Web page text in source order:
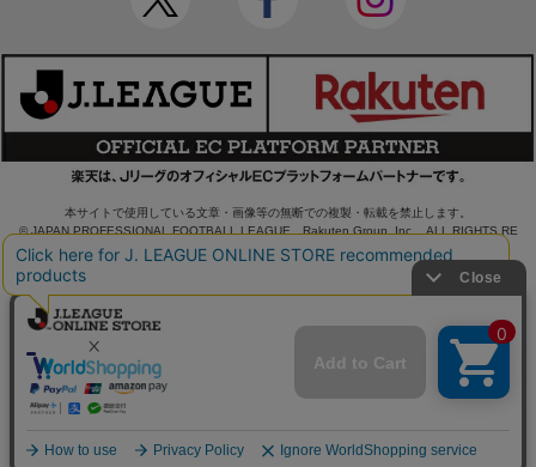
本サイトで使用している文章・画像等の無断での複製・転載を禁止します。
© JAPAN PROFESSIONAL FOOTBALL LEAGUE Rakuten Group, Inc. ALL RIGHTS RE
SERVED.